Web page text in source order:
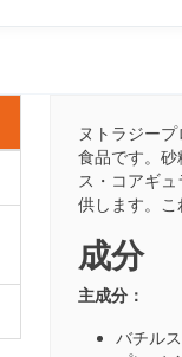
ヌトラジー
食品です。
ス・コアギ
供します。こ
成分
主成分：
バチル